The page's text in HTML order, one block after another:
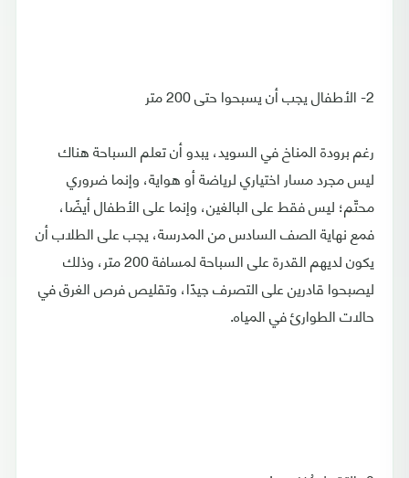
2- الأطفال يجب أن يسبحوا حتى 200 متر
رغم برودة المناخ في السويد، يبدو أن تعلم السباحة هناك
ليس مجرد مسار اختياري لرياضة أو هواية، وإنما ضروري
محتّم؛ ليس فقط على البالغين، وإنما على الأطفال أيضًا،
فمع نهاية الصف السادس من المدرسة، يجب على الطلاب أن
يكون لديهم القدرة على السباحة لمسافة 200 متر، وذلك
ليصبحوا قادرين على التصرف جيدًا، وتقليص فرص الغرق في
حالات الطوارئ في المياه.